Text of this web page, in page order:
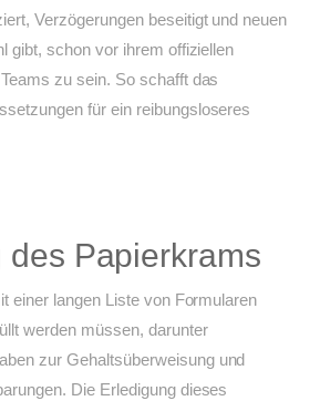
Verzögerungen beseitigt und neuen
gibt, schon vor ihrem offiziellen
zu sein. So schafft das
für ein reibungsloseres
des Papierkrams
einer langen Liste von Formularen
werden müssen, darunter
zur Gehaltsüberweisung und
Die Erledigung dieses